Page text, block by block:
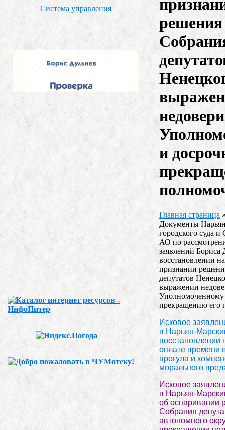
Система управления
решения
и
Главная страница
Документы
городского суда
АО по
заявлений Бориса
восстановлении
признании
депутатов
выражении
прекращению его
Исковое
в Нарьян-
восстановлении
оплате времени
прогула и
морального
Исковое
в Нарьян-
об оспаривании
Собрания
автономного